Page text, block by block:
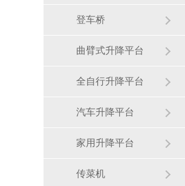
登车桥
曲臂式升降平台
全自行升降平台
汽车升降平台
家用升降平台
传菜机